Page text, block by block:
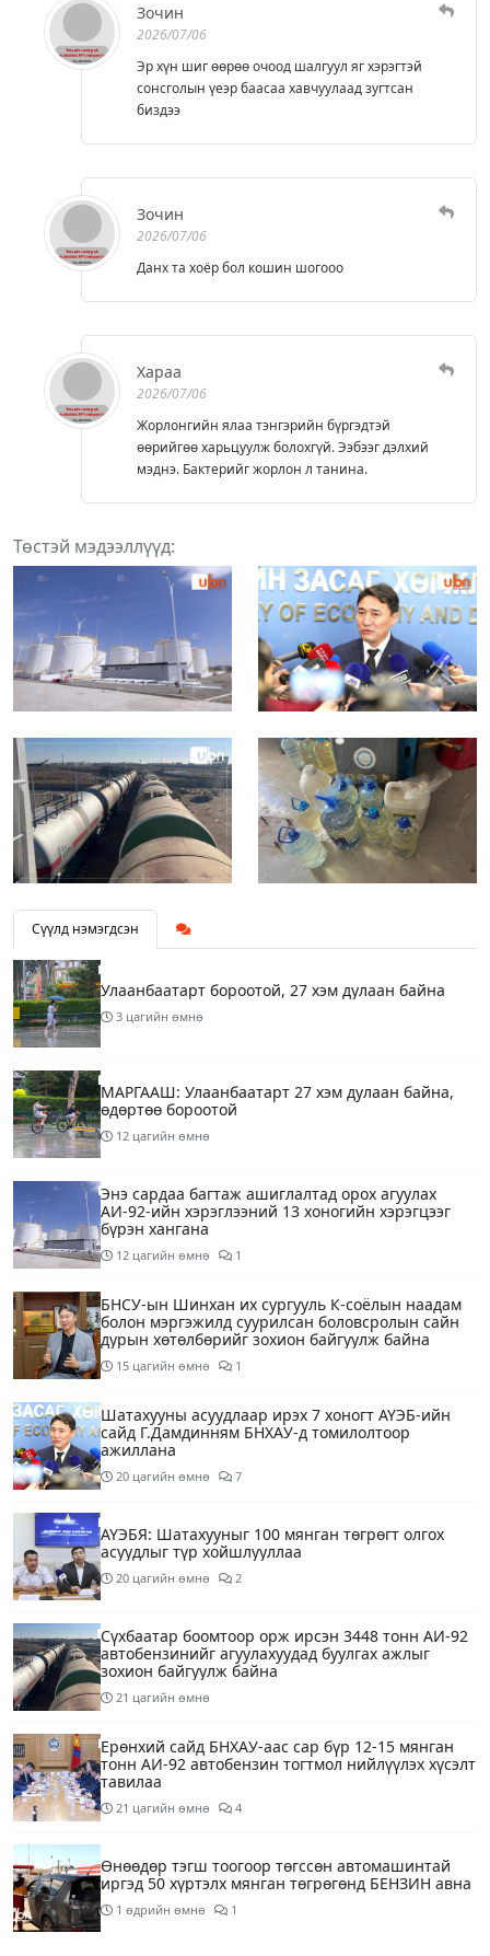
Зочин
2026/07/06
Эр хүн шиг өөрөө очоод шалгуул яг хэрэгтэй
сонсголын үеэр баасаа хавчуулаад зугтсан
биздээ
Зочин
2026/07/06
Данх та хоёр бол кошин шогооо
Хараа
2026/07/06
Жорлонгийн ялаа тэнгэрийн бүргэдтэй
өөрийгөө харьцуулж болохгүй. Ээбээг дэлхий
мэднэ. Бактерийг жорлон л танина.
Төстэй мэдээллүүд:
Сүүлд нэмэгдсэн
Улаанбаатарт бороотой, 27 хэм дулаан байна
3 цагийн өмнө
МАРГААШ: Улаанбаатарт 27 хэм дулаан байна,
өдөртөө бороотой
12 цагийн өмнө
Энэ сардаа багтаж ашиглалтад орох агуулах
АИ-92-ийн хэрэглээний 13 хоногийн хэрэгцээг
бүрэн хангана
12 цагийн өмнө 1
БНСУ-ын Шинхан их сургууль К-соёлын наадам
болон мэргэжилд суурилсан боловсролын сайн
дурын хөтөлбөрийг зохион байгуулж байна
15 цагийн өмнө 1
Шатахууны асуудлаар ирэх 7 хоногт АҮЭБ-ийн
сайд Г.Дамдинням БНХАУ-д томилолтоор
ажиллана
20 цагийн өмнө 7
АҮЭБЯ: Шатахууныг 100 мянган төгрөгт олгох
асуудлыг түр хойшлууллаа
20 цагийн өмнө 2
Сүхбаатар боомтоор орж ирсэн 3448 тонн АИ-92
автобензинийг агуулахуудад буулгах ажлыг
зохион байгуулж байна
21 цагийн өмнө
Ерөнхий сайд БНХАУ-аас сар бүр 12-15 мянган
тонн АИ-92 автобензин тогтмол нийлүүлэх хүсэлт
тавилаа
21 цагийн өмнө 4
Өнөөдөр тэгш тоогоор төгссөн автомашинтай
иргэд 50 хүртэлх мянган төгрөгөнд БЕНЗИН авна
1 өдрийн өмнө 1